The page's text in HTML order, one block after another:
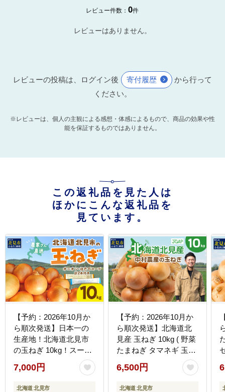
レビュー件数：0件
レビューはありません。
レビューの投稿は、ログイン後 寄付履歴
から行って
ください。
※レビューは、個人の主観による感想・体感によるもので、商品の効果や性
能を保証するものではありません。
この返礼品を見た人は
ほかにこんな返礼品を
見ています。
【予約：2026年10月か
ら順次発送】日本一の
生産地！北海道北見市
の玉ねぎ 10kg！スープ
2本付き♪ ( 玉ねぎ 玉葱
たまねぎ タマネギ オニ
オン スープ 即席 料理 )
7,000円
北海道 北見市
【予約：2026年10月か
ら順次発送】北海道北
見産 玉ねぎ 10kg ( 野菜
たまねぎ タマネギ 玉葱
玉ねぎ 甘い Lサイズ 10
キロ 玉ねぎ生産量日本
一 )【002-0009-2026】
6,500円
北海道 北見市